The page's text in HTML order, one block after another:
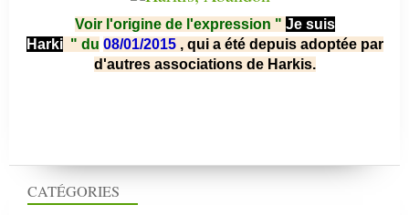
CATÉGORIES
Voir l'origine de l'expression " Je suis
Harki " du 08/01/2015 , qui a été depuis adoptée par
d'autres associations de Harkis.